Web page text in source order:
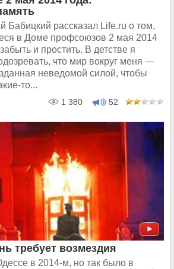
Бабицкий рассказал Life.ru о том,
в Доме профсоюзов 2 мая 2014
и простить. В детстве я
что мир вокруг меня —
неведомой силой, чтобы
то...
1 380 52
требует возмездия
в 2014-м, но так было в